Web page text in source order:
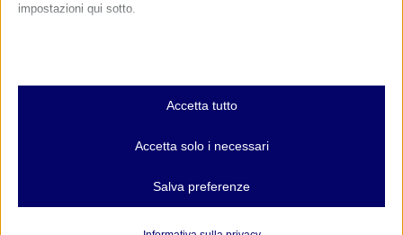
impostazioni qui sotto.
Essenziali
I cookie e i servizi essenziali abilitano le funzioni di base e sono
e servizi non richiedono il consenso dell'utente secondo il GDPR.
Analitici
Accetta tutto
Accetta solo i necessari
Salva preferenze